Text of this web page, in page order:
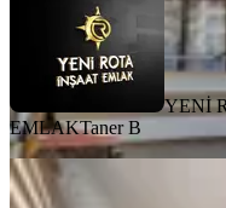
YENİ
EMLAKTaner B
YENİ
Hurda